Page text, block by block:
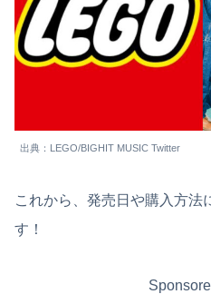
出典：LEGO/BIGHIT MUSIC Twitter
これから、発売日や購入方法
す！